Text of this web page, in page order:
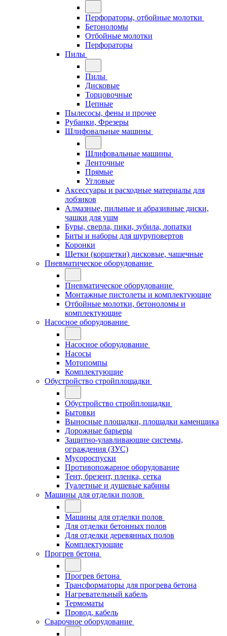
Перфораторы, отбойные молотки
Бетоноломы
Отбойные молотки
Перфораторы
Пилы
Пилы
Дисковые
Торцовочные
Цепные
Пылесосы, фены и прочее
Рубанки, Фрезеры
Шлифовальные машины
Шлифовальные машины
Ленточные
Прямые
Угловые
Аксессуары и расходные материалы для
лобзиков
Алмазные, пильные и абразивные диски,
чашки для ушм
Буры, сверла, пики, зубила, лопатки
Биты и наборы для шуруповертов
Коронки
Щетки (корщетки) дисковые, чашечные
Пневматическое оборудование
Пневматическое оборудование
Монтажные пистолеты и комплектующие
Отбойные молотки, бетоноломы и
комплектующие
Насосное оборудование
Насосное оборудование
Насосы
Мотопомпы
Комплектующие
Обустройство стройплощадки
Обустройство стройплощадки
Бытовки
Выносные площадки, площадки каменщика
Дорожные барьеры
Защитно-улавливающие системы,
ограждения (ЗУС)
Мусороспуски
Противопожарное оборудование
Тент, брезент, пленка, сетка
Туалетные и душевые кабины
Машины для отделки полов
Машины для отделки полов
Для отделки бетонных полов
Для отделки деревянных полов
Комплектующие
Прогрев бетона
Прогрев бетона
Трансформаторы для прогрева бетона
Нагревательный кабель
Термоматы
Провод, кабель
Сварочное оборудование